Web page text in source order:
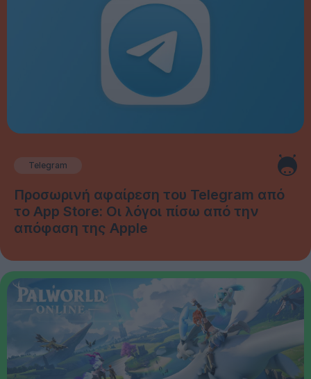
Telegram
Προσωρινή αφαίρεση του Telegram από
το App Store: Οι λόγοι πίσω από την
απόφαση της Apple